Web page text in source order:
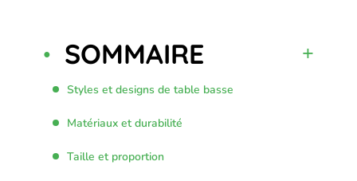
SOMMAIRE
Styles et designs de table basse
Matériaux et durabilité
Taille et proportion